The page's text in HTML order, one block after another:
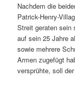
Nachdem die
Patrick-Henry-
Streit geraten sein
auf sein 25 Jahre
sowie mehrere
Armen zugefügt
versprühte, soll